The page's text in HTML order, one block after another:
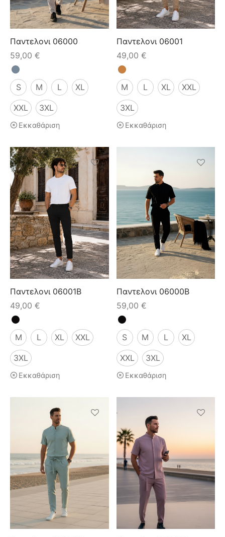
Παντελονι 06000
59,00 €
S M L XL
XXL 3XL
Εκκαθάριση
Παντελονι 06001
49,00 €
M L XL XXL
3XL
Εκκαθάριση
Παντελονι 06001B
49,00 €
M L XL XXL
3XL
Εκκαθάριση
Παντελονι 06000B
59,00 €
S M L XL
XXL 3XL
Εκκαθάριση